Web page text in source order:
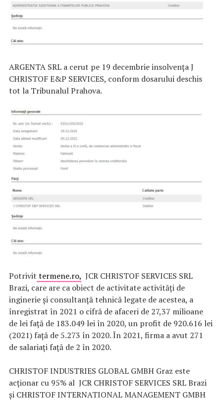
ARGENTA SRL a cerut pe 19 decembrie insolvenţa J
CHRISTOF E&P SERVICES, conform dosarului deschis
tot la Tribunalul Prahova.
Potrivit termene.ro, JCR CHRISTOF SERVICES SRL
Brazi, care are ca obiect de activitate activităţi de
inginerie şi consultanţă tehnică legate de acestea, a
înregistrat în 2021 o cifră de afaceri de 27,37 milioane
de lei faţă de 183.049 lei în 2020, un profit de 920.616 lei
(2021) faţă de 5.273 în 2020. În 2021, firma a avut 271
de salariaţi faţă de 2 în 2020.
CHRISTOF INDUSTRIES GLOBAL GMBH Graz este
acţionar cu 95% al JCR CHRISTOF SERVICES SRL Brazi
şi CHRISTOF INTERNATIONAL MANAGEMENT GMBH